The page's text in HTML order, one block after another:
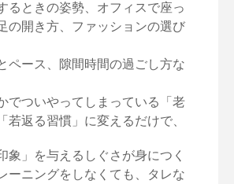
るときの姿勢、オフィスで座っ
の開き方、ファッションの選び
ペース、隙間時間の過ごし方な
でついやってしまっている「老
若返る習慣」に変えるだけで、
象」を与えるしぐさが身につく
ーニングをしなくても、タレな